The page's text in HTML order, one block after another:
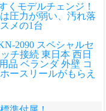
くモデルチェンジ！
圧力が弱い、汚れ落
メの1台
2090 スペシャルセ
チ接続 東日本 西日
品 ベランダ 外壁 コ
スリールがもらえ